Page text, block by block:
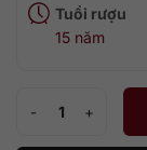
Tuổi rượu
15 năm